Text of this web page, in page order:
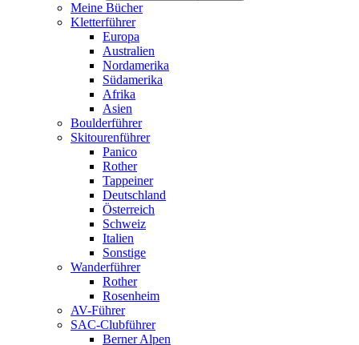
Meine Bücher
Kletterführer
Europa
Australien
Nordamerika
Südamerika
Afrika
Asien
Boulderführer
Skitourenführer
Panico
Rother
Tappeiner
Deutschland
Österreich
Schweiz
Italien
Sonstige
Wanderführer
Rother
Rosenheim
AV-Führer
SAC-Clubführer
Berner Alpen